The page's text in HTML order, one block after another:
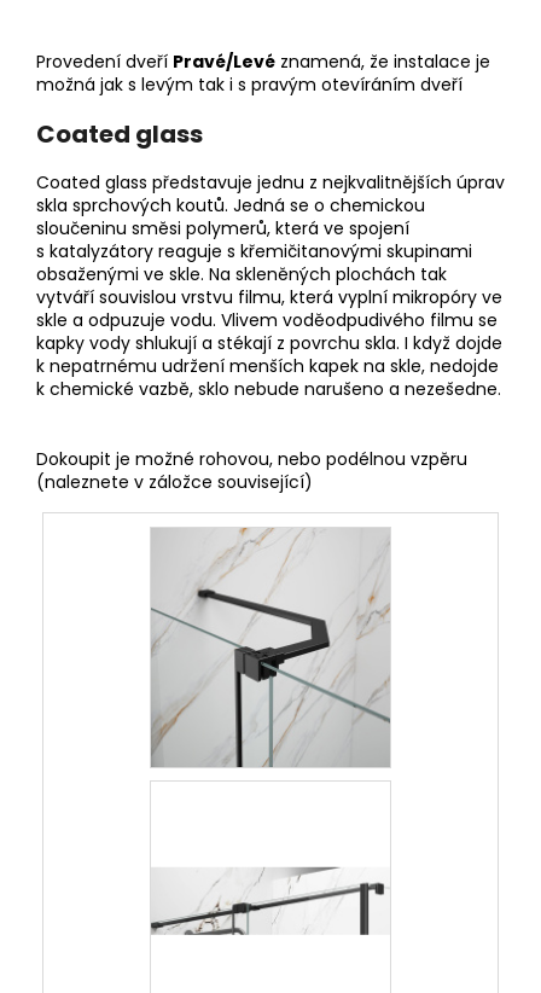
Provedení dveří Pravé/Levé znamená, že instalace je
možná jak s levým tak i s pravým otevíráním dveří
Coated glass
Coated glass představuje jednu z nejkvalitnějších úprav
skla sprchových koutů. Jedná se o chemickou
sloučeninu směsi polymerů, která ve spojení
s katalyzátory reaguje s křemičitanovými skupinami
obsaženými ve skle. Na skleněných plochách tak
vytváří souvislou vrstvu filmu, která vyplní mikropóry ve
skle a odpuzuje vodu. Vlivem voděodpudivého filmu se
kapky vody shlukují a stékají z povrchu skla. I když dojde
k nepatrnému udržení menších kapek na skle, nedojde
k chemické vazbě, sklo nebude narušeno a nezešedne.
Dokoupit je možné rohovou, nebo podélnou vzpěru
(naleznete v záložce související)